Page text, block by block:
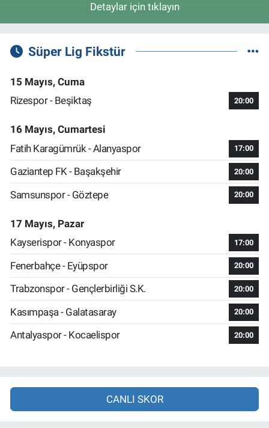
Detaylar için tıklayın
Süper Lig Fikstür
15 Mayıs, Cuma
Rizespor - Beşiktaş
20:00
16 Mayıs, Cumartesi
Fatih Karagümrük - Alanyaspor
17:00
Gaziantep FK - Başakşehir 20:00
Samsunspor - Göztepe 20:00
17 Mayıs, Pazar
Kayserispor - Konyaspor
17:00
Fenerbahçe - Eyüpspor 20:00
Trabzonspor - Gençlerbirliği S.K. 20:00
Kasımpaşa - Galatasaray 20:00
Antalyaspor - Kocaelispor 20:00
CANLI SKOR